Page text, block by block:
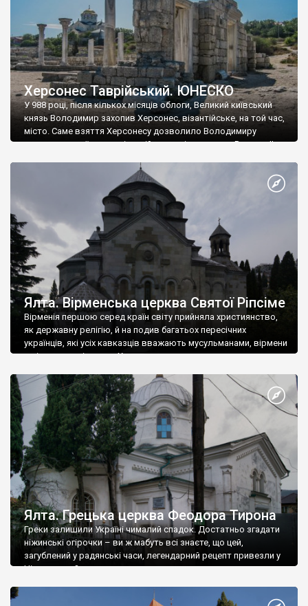
Херсонес Таврійський. ЮНЕСКО
У 988 році, після кількох місяців облоги, Великий київський
князь Володимир захопив Херсонес, візантійське, на той час,
місто. Саме взяття Херсонесу дозволило Володимиру
диктувати свої умови візантійському імператору Василю ІІ, та
Херсонесі Володимир-язичник, став Василем-християнином.
А потім було Хрещення Русі. На честь Херсонесу Таврійського
Ялта. Вірменська церква Святої Ріпсіме
Вірменія першою серед країн світу прийняла християнство,
як державну релігію, й на подив багатьох пересічних
українців, які усіх кавказців вважають мусульманами, вірмени
є відданими вірянами Христа
Ялта. Грецька церква Феодора Тирона
Греки залишили Україні чималий спадок. Достатньо згадати
ніжинські огірочки – ви ж мабуть всі знаєте, що цей,
загублений у радянські часи, легендарний рецепт привезли у
Ніжин греки?